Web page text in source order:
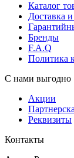
Каталог
Доставка
Бренды
F.A.Q
Политика
С нами выгодно
Акции
Реквизиты
Контакты